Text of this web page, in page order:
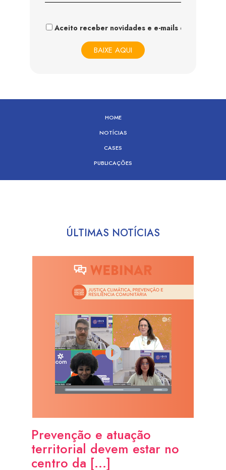
Aceito receber novidades e e-mails do IDIS
HOME
NOTÍCIAS
CASES
PUBLICAÇÕES
ÚLTIMAS NOTÍCIAS
Prevenção e atuação
territorial devem estar no
centro da [...]